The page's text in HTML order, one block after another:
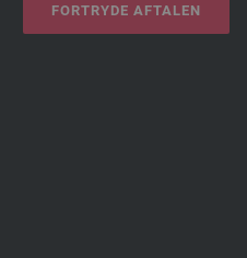
FORTRYDE AFTALEN